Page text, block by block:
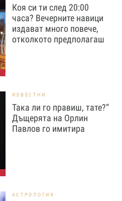
Коя си ти след 20:00
часа? Вечерните навици
издават много повече,
отколкото предполагаш
ИЗВЕСТНИ
Така ли го правиш, тате?“
Дъщерята на Орлин
Павлов го имитира
АСТРОЛОГИЯ